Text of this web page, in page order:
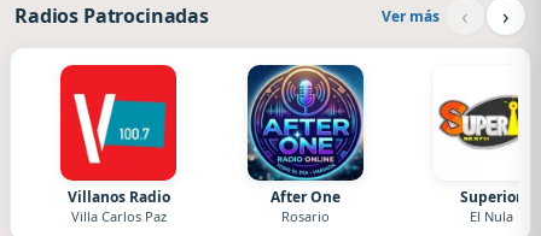
Radios Patrocinadas Ver más ‹ ›
Villanos Radio
Villa Carlos Paz
After One
Rosario
Superior
El Nula